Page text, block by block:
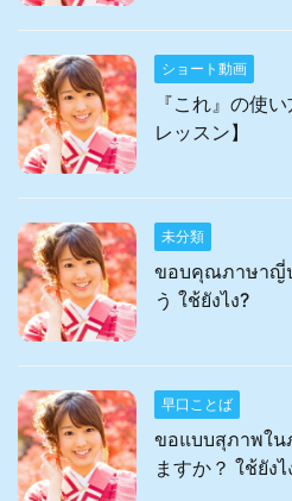
ショート動画
『これ』の使
レッスン】
未分類
ขอบคุณภาษาญี่ปุ่
う ใช้ยังไง?
早口ことば
ขอแบบสุภาพใน
ますか？ ใช้ยังไ